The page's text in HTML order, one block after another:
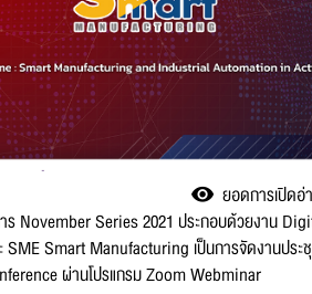
ยอดการเปิด
ร November Series 2021 ประกอบด้วยงาน
Smart Manufacturing เป็นการจัดงานประ
ผ่านโปรแกรม Zoom Webminar